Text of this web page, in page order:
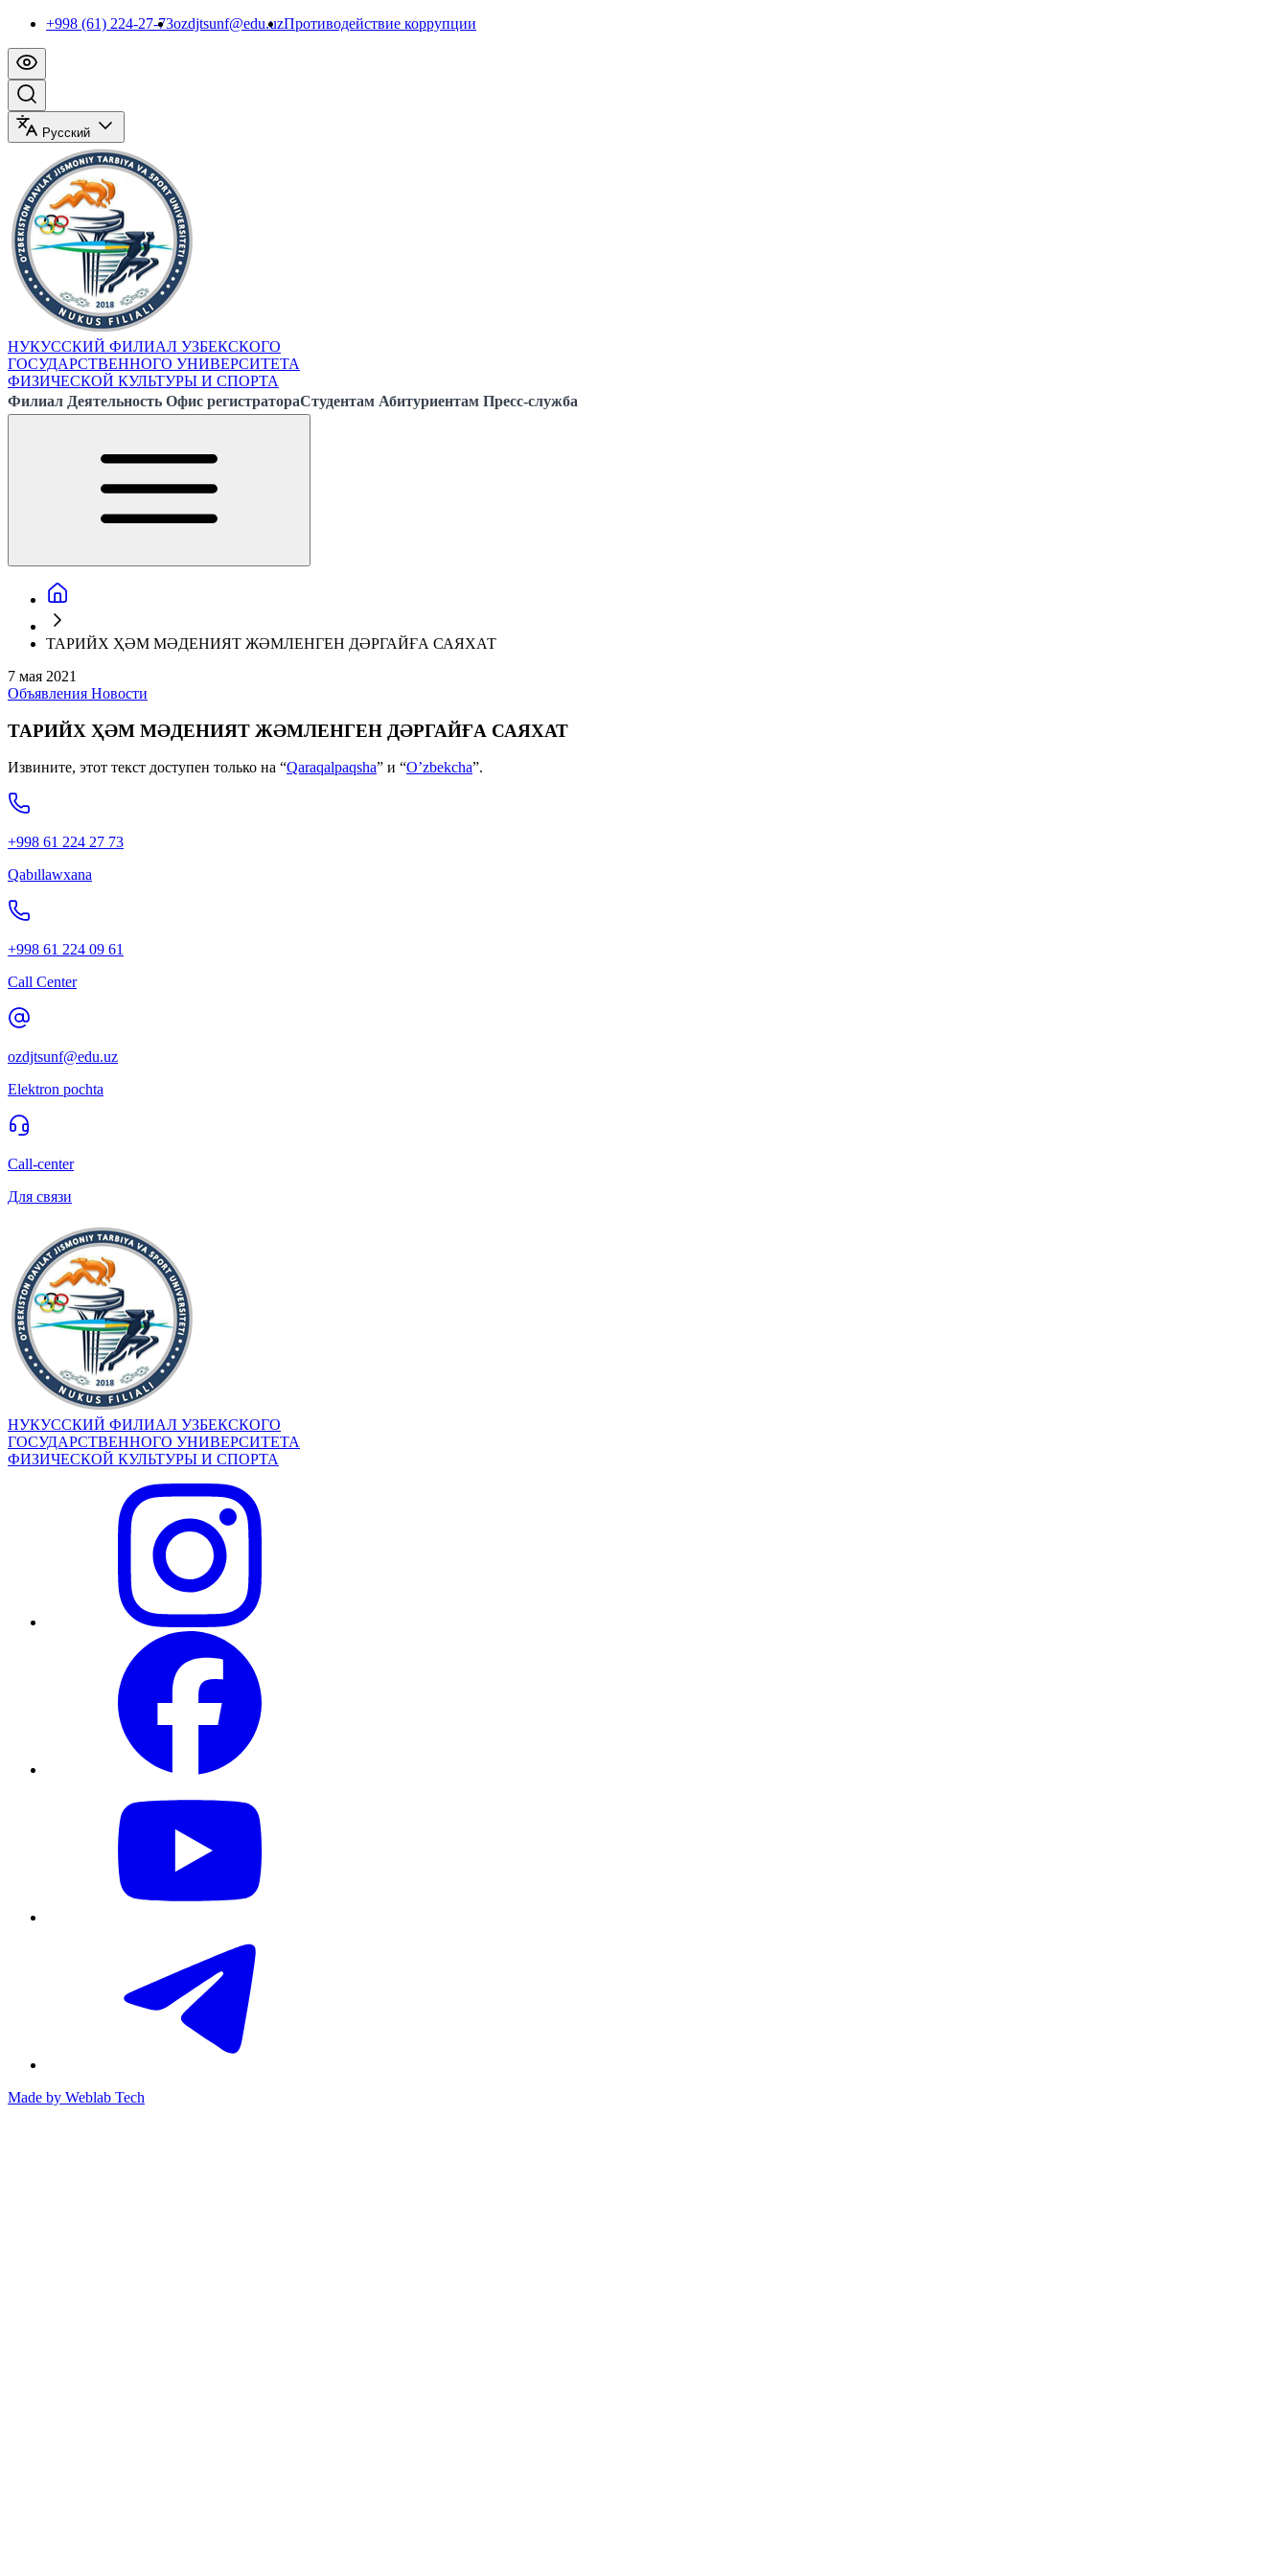
+998 (61) 224-27-73ozdjtsunf@edu.uzПротиводействие коррупции
Русский
НУКУССКИЙ ФИЛИАЛ УЗБЕКСКОГО
ГОСУДАРСТВЕННОГО УНИВЕРСИТЕТА
ФИЗИЧЕСКОЙ КУЛЬТУРЫ И СПОРТА
Филиал Деятельность Офис регистратораСтудентам Абитуриентам Пресс-служба
ТАРИЙХ ҲӘМ МӘДЕНИЯТ ЖӘМЛЕНГЕН ДӘРГАЙҒА САЯХАТ
7 мая 2021
Объявления Новости
ТАРИЙХ ҲӘМ МӘДЕНИЯТ ЖӘМЛЕНГЕН ДӘРГАЙҒА САЯХАТ
Извините, этот текст доступен только на “Qaraqalpaqsha” и “O’zbekcha”.
+998 61 224 27 73
Qabıllawxana
+998 61 224 09 61
Call Center
ozdjtsunf@edu.uz
Elektron pochta
Call-center
Для связи
НУКУССКИЙ ФИЛИАЛ УЗБЕКСКОГО
ГОСУДАРСТВЕННОГО УНИВЕРСИТЕТА
ФИЗИЧЕСКОЙ КУЛЬТУРЫ И СПОРТА
Made by Weblab Tech